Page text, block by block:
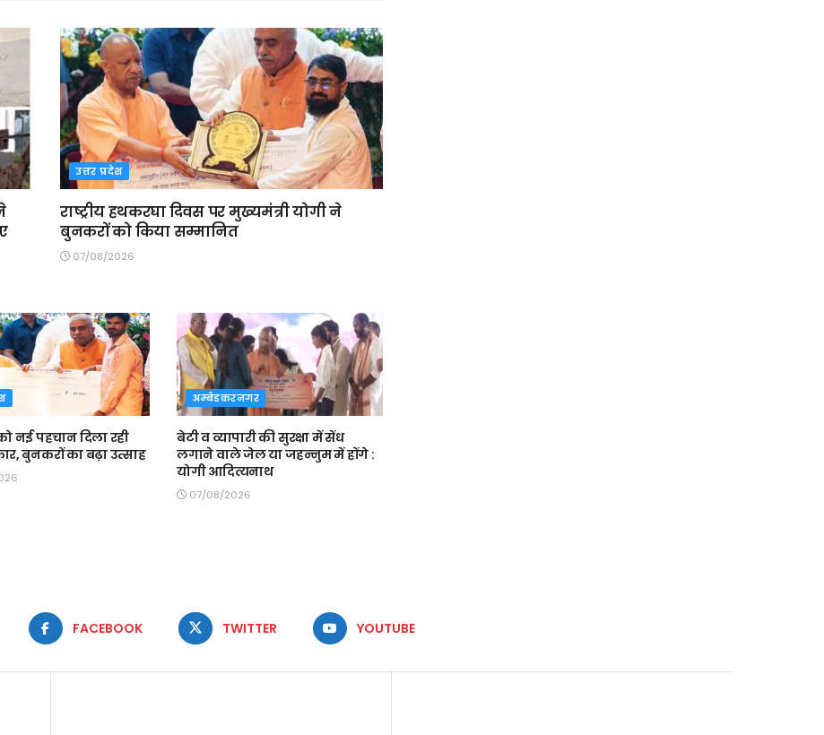
उत्तर प्रदेश
राष्ट्रीय हथकरघा दिवस पर मुख्यमंत्री योगी ने
बुनकरों को किया सम्मानित
07/08/2026
नई पहचान दिला रही
बुनकरों का बढ़ा उत्साह
अम्बेडकरनगर
बेटी व व्यापारी की सुरक्षा में सेंध
लगाने वाले जेल या जहन्नुम में होंगे :
योगी आदित्यनाथ
07/08/2026
FACEBOOK TWITTER YOUTUBE